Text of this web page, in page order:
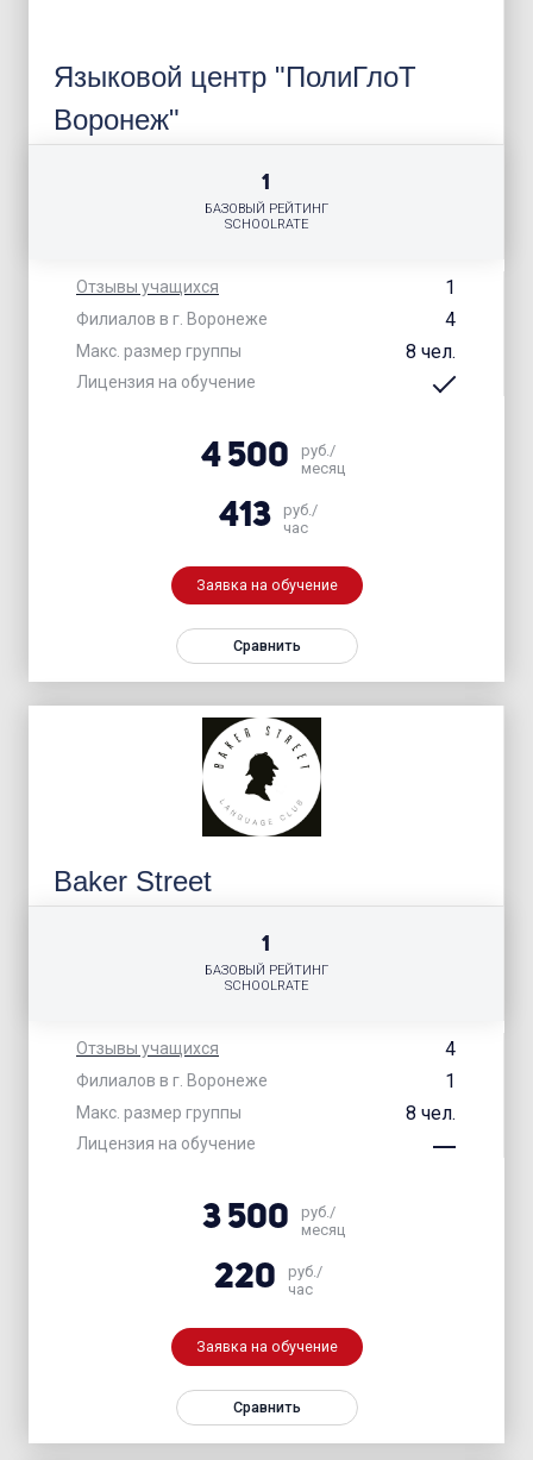
Языковой центр "ПолиГлоТ
Воронеж"
Отзывы учащихся 1
Филиалов в г. Воронеже 4
Макс. размер группы 8 чел.
Лицензия на обучение
1
БАЗОВЫЙ РЕЙТИНГ
SCHOOLRATE
4 500
руб./
месяц
413
руб./
час
Заявка на обучение
Сравнить
Baker Street
Отзывы учащихся 4
Филиалов в г. Воронеже 1
Макс. размер группы 8 чел.
Лицензия на обучение
1
БАЗОВЫЙ РЕЙТИНГ
SCHOOLRATE
3 500
руб./
месяц
220
руб./
час
Заявка на обучение
Сравнить